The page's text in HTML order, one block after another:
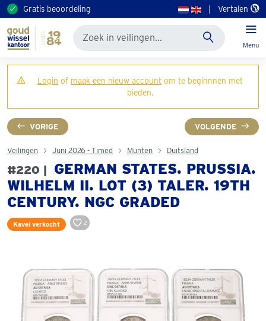
Gratis beoordeling Vertalen
Menu
Login of maak een nieuw account om te beginnnen met
bieden.
VORIGE VOLGENDE
Veilingen Juni 2026 - Timed Munten Duitsland
#220 |
GERMAN STATES. PRUSSIA.
WILHELM II. LOT (3) TALER. 19TH
CENTURY. NGC GRADED
Kavel verkocht 2